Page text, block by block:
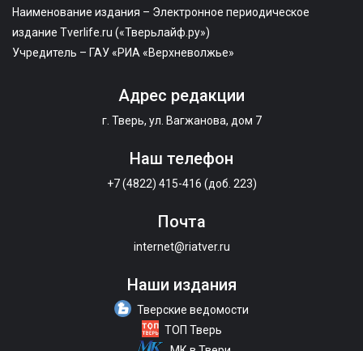
Наименование издания – Электронное периодическое
издание Tverlife.ru («Тверьлайф.ру»)
Учредитель – ГАУ «РИА «Верхневолжье»
Адрес редакции
г. Тверь, ул. Вагжанова, дом 7
Наш телефон
+7 (4822) 415-416 (доб. 223)
Почта
internet@riatver.ru
Наши издания
Тверские ведомости
ТОП Тверь